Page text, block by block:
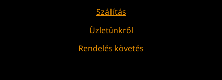
Szállítás
Üzletünkről
Rendelés követés